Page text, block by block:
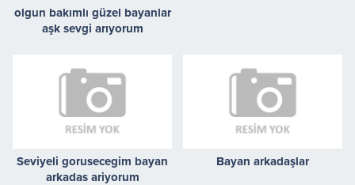
olgun bakımlı güzel bayanlar
aşk sevgi arıyorum
Seviyeli gorusecegim bayan
arkadas ariyorum
Bayan arkadaşlar